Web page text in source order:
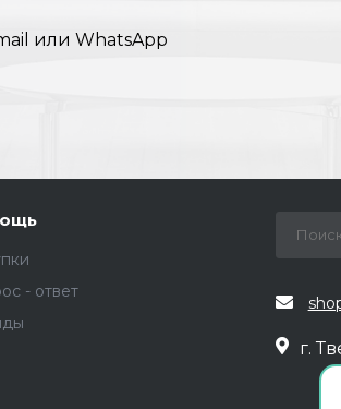
или WhatsApp
- ответ
г.